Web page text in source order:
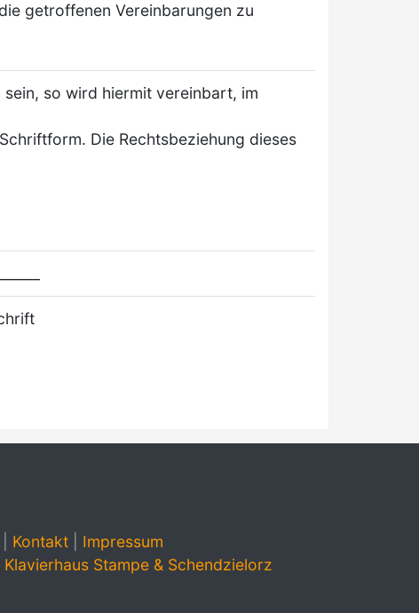
getroffenen Vereinbarungen zu
so wird hiermit vereinbart, im
Die Rechtsbeziehung dieses
Kontakt| Impressum
Klavierhaus Stampe & Schendzielorz